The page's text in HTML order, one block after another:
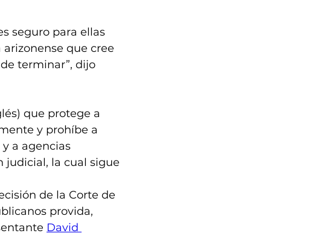
seguro para ellas
que cree
terminar”, dijo
que protege a
y prohíbe a
a agencias
judicial, la cual sigue
de la Corte de
provida,
David